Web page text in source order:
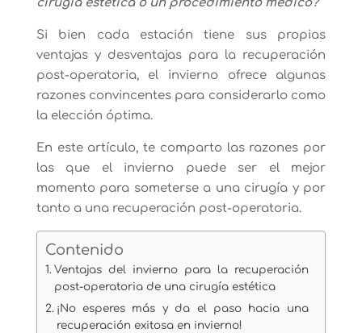
cirugía estética o un procedimiento médico?
Si bien cada estación tiene sus propias
ventajas y desventajas para la recuperación
post-operatoria, el invierno ofrece algunas
razones convincentes para considerarlo como
la elección óptima.
En este artículo, te comparto las razones por
las que el invierno puede ser el mejor
momento para someterse a una cirugía y por
tanto a una recuperación post-operatoria.
Contenido
Ventajas del invierno para la recuperación
post-operatoria de una cirugía estética
¡No esperes más y da el paso hacia una
recuperación exitosa en invierno!